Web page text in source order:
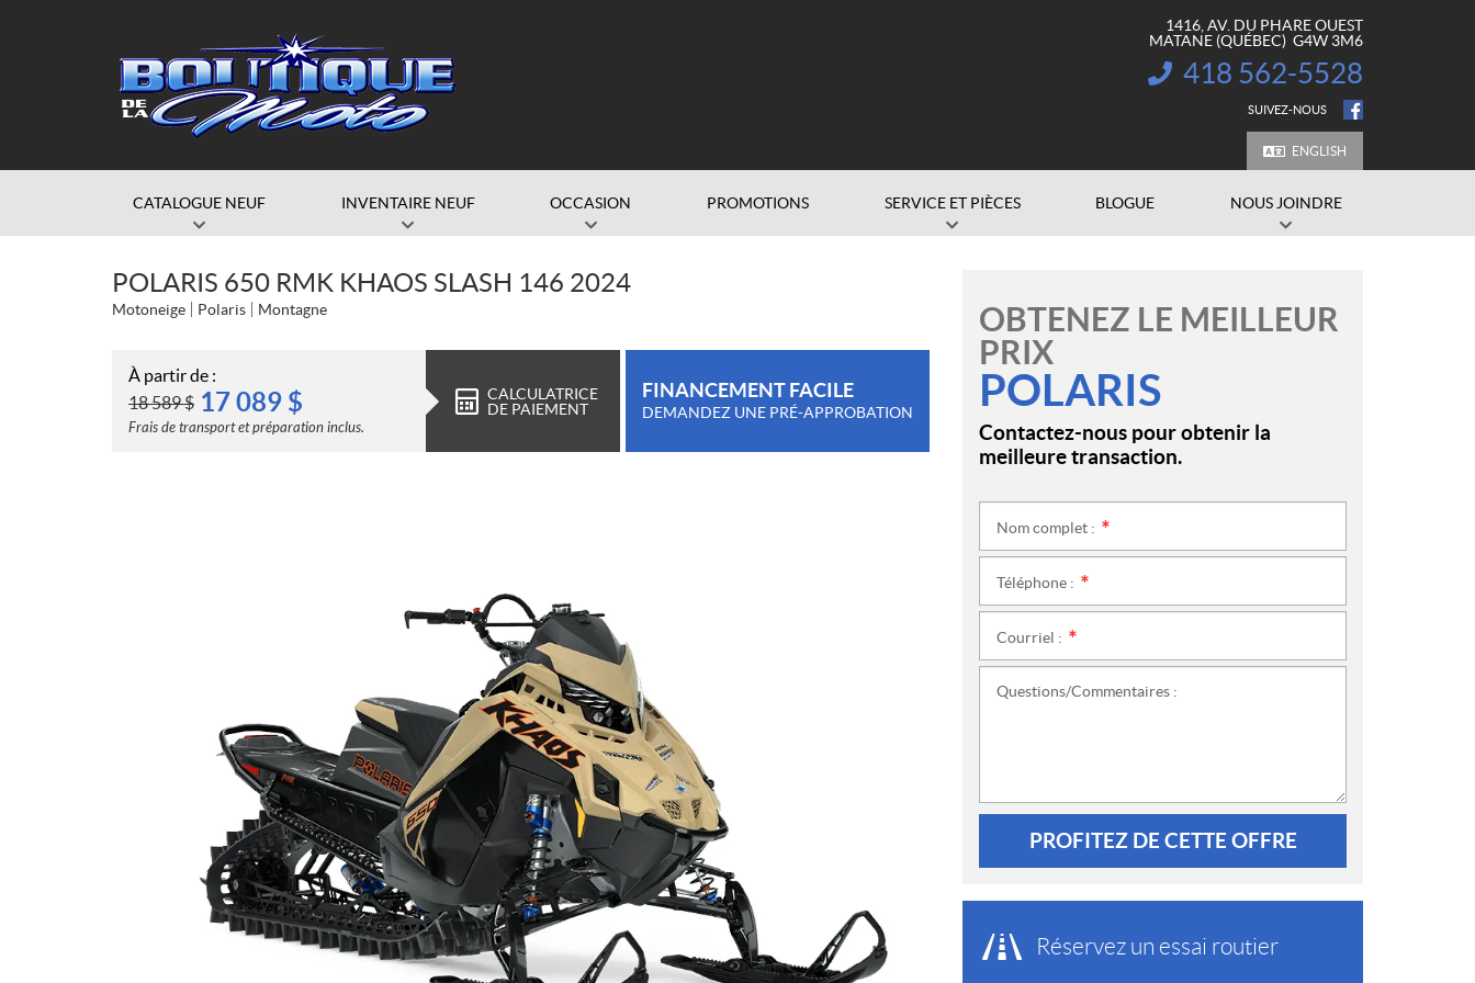
1416, AV. DU PHARE OUEST
MATANE (QUÉBEC) G4W 3M6
INFORMATION :
418 562-5528
SUIVEZ-NOUS
ENGLISH
CATALOGUE NEUF INVENTAIRE NEUF OCCASION PROMOTIONS SERVICE ET PIÈCES BLOGUE NOUS JOINDRE
POLARIS 650 RMK KHAOS SLASH 146 2024
Motoneige Polaris Montagne
À partir de :
18 589$ 17 089 $
Frais de transport et préparation inclus.
CALCULATRICE
DE PAIEMENT
FINANCEMENT FACILE
DEMANDEZ UNE PRÉ-APPROBATION
OBTENEZ LE MEILLEUR
PRIX
POLARIS
Contactez-nous pour obtenir la
meilleure transaction.
Nom complet :
Téléphone :
Courriel :
Questions/Commentaires :
PROFITEZ DE CETTE OFFRE
Réservez un essai routier